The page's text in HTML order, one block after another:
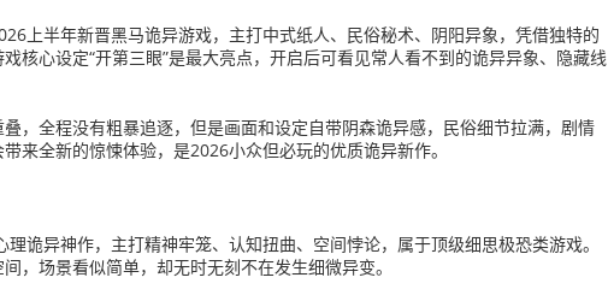
上半年新晋黑马诡异游戏，主打中式纸人、民俗秘术、阴阳异象，凭借独特的
核心设定“开第三眼”是最大亮点，开启后可看见常人看不到的诡异异象、隐藏线
，全程没有粗暴追逐，但是画面和设定自带阴森诡异感，民俗细节拉满，剧情
来全新的惊悚体验，是2026小众但必玩的优质诡异新作。
理诡异神作，主打精神牢笼、认知扭曲、空间悖论，属于顶级细思极恐类游戏。
，场景看似简单，却无时无刻不在发生细微异变。